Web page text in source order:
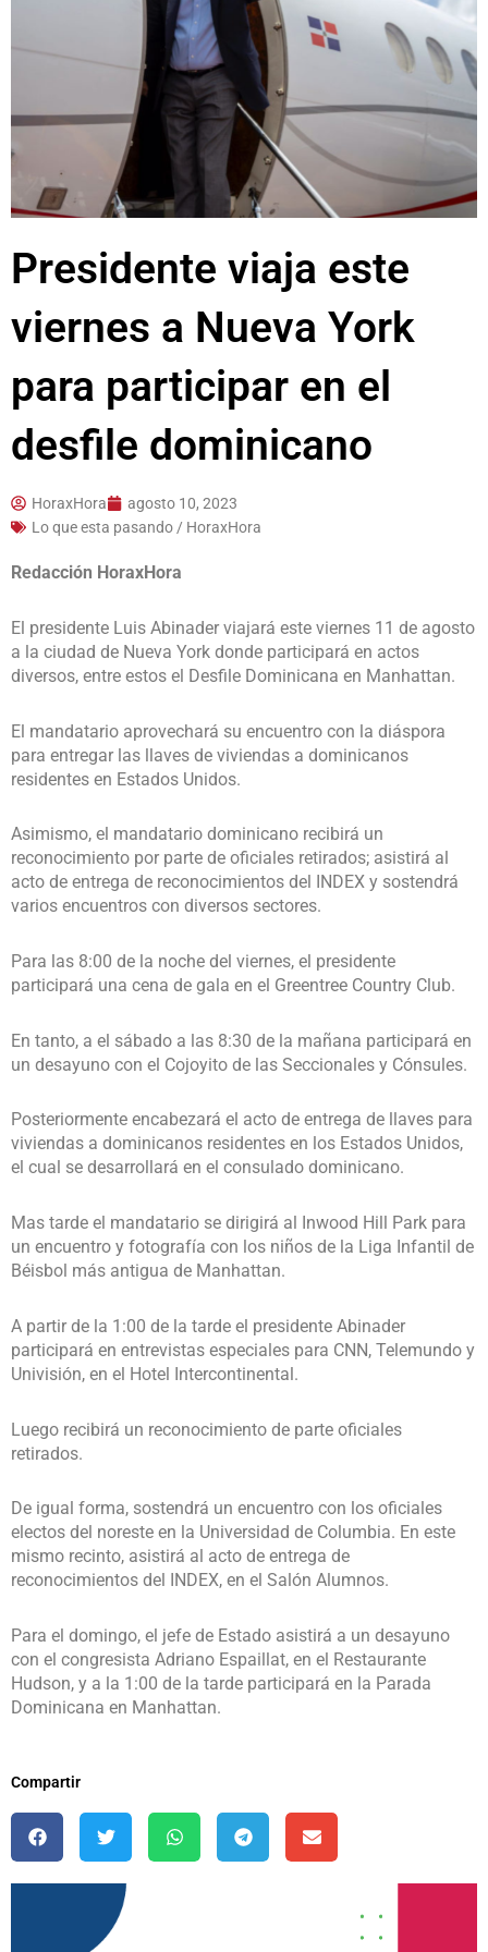
Presidente viaja este
viernes a Nueva York
para participar en el
desfile dominicano
HoraxHora
agosto 10, 2023
Lo que esta pasando / HoraxHora
Redacción HoraxHora
El presidente Luis Abinader viajará este viernes 11 de agosto
a la ciudad de Nueva York donde participará en actos
diversos, entre estos el Desfile Dominicana en Manhattan.
El mandatario aprovechará su encuentro con la diáspora
para entregar las llaves de viviendas a dominicanos
residentes en Estados Unidos.
Asimismo, el mandatario dominicano recibirá un
reconocimiento por parte de oficiales retirados; asistirá al
acto de entrega de reconocimientos del INDEX y sostendrá
varios encuentros con diversos sectores.
Para las 8:00 de la noche del viernes, el presidente
participará una cena de gala en el Greentree Country Club.
En tanto, a el sábado a las 8:30 de la mañana participará en
un desayuno con el Cojoyito de las Seccionales y Cónsules.
Posteriormente encabezará el acto de entrega de llaves para
viviendas a dominicanos residentes en los Estados Unidos,
el cual se desarrollará en el consulado dominicano.
Mas tarde el mandatario se dirigirá al Inwood Hill Park para
un encuentro y fotografía con los niños de la Liga Infantil de
Béisbol más antigua de Manhattan.
A partir de la 1:00 de la tarde el presidente Abinader
participará en entrevistas especiales para CNN, Telemundo y
Univisión, en el Hotel Intercontinental.
Luego recibirá un reconocimiento de parte oficiales
retirados.
De igual forma, sostendrá un encuentro con los oficiales
electos del noreste en la Universidad de Columbia. En este
mismo recinto, asistirá al acto de entrega de
reconocimientos del INDEX, en el Salón Alumnos.
Para el domingo, el jefe de Estado asistirá a un desayuno
con el congresista Adriano Espaillat, en el Restaurante
Hudson, y a la 1:00 de la tarde participará en la Parada
Dominicana en Manhattan.
Compartir